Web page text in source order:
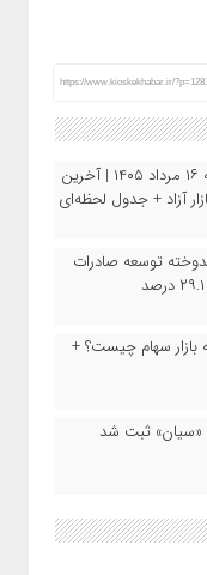
https://www.kioskekhabar.ir/
قیمت طلا و سکه امروز جمعه ۱۶ مرداد ۱۴۰۵ | آخرین
آزاد + جدول لحظه‌ای
«اندوخته توسعه صادرات
بازار سهام چیست؟ +
«سیان» ثبت شد